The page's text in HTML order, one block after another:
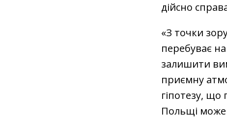
дійсно
«З точки
перебуває
залишити
приємну
гіпотезу, що
Польщі